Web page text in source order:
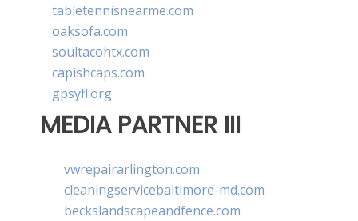
tabletennisnearme.com
oaksofa.com
soultacohtx.com
capishcaps.com
gpsyfl.org
MEDIA PARTNER III
vwrepairarlington.com
cleaningservicebaltimore-md.com
beckslandscapeandfence.com